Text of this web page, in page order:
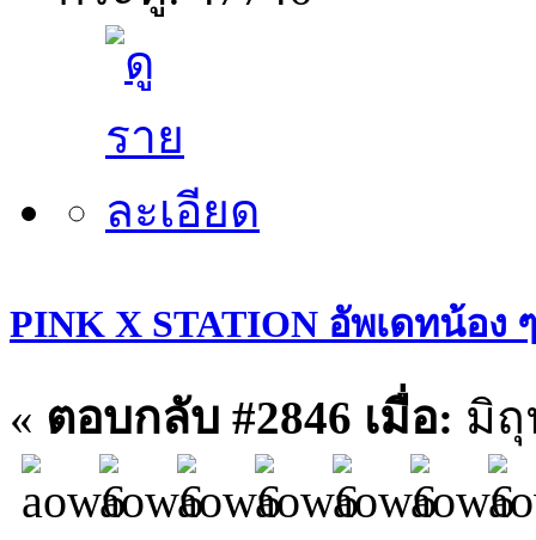
PINK X STATION อัพเดทน้อง
« ตอบกลับ #2846 เมื่อ: มิถุ